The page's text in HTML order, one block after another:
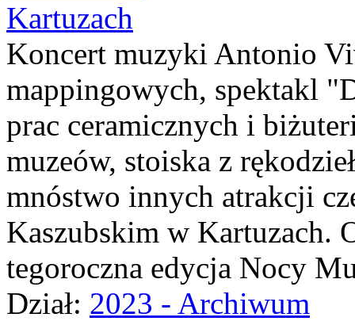
Koncert muzyki Antonio
mappingowych, spektakl
prac ceramicznych i
muzeów, stoiska z
mnóstwo innych atrakcji
Kaszubskim w Kartuzach.
tegoroczna edycja Nocy
Dział: 2023 - Archiwum